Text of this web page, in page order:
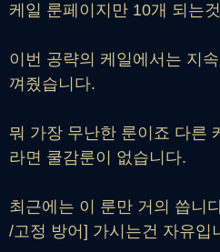
케일 룬페이지만 10개 되는
이번 공략의 케일에서는 지
껴줬습니다.
뭐 가장 무난한 룬이죠 다른
라면 쿨감룬이 없습니다.
최근에는 이 룬만 거의 씁니
/고정 방어] 가시는건 자유입